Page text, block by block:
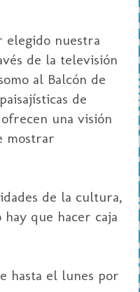
elegido nuestra
de la televisión
al Balcón de
de
una visión
mostrar
de la cultura,
que hacer caja
hasta el lunes por